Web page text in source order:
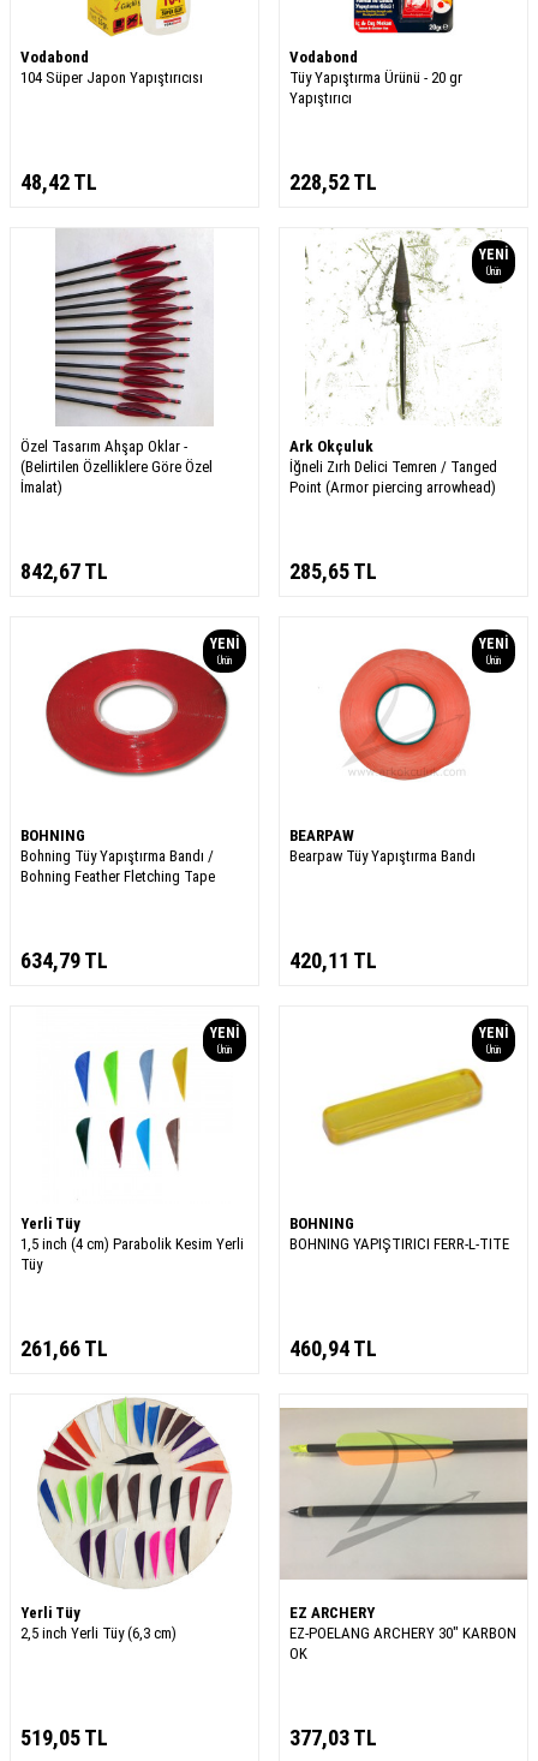
Vodabond
104 Süper Japon Yapıştırıcısı
48,42TL
Vodabond
Tüy Yapıştırma Ürünü - 20 gr
Yapıştırıcı
228,52TL
Özel Tasarım Ahşap Oklar -
(Belirtilen Özelliklere Göre Özel
İmalat)
842,67TL
YENI
Ürün
Ark Okçuluk
İğneli Zırh Delici Temren / Tanged
Point (Armor piercing arrowhead)
285,65TL
YENI
Ürün
BOHNING
Bohning Tüy Yapıştırma Bandı /
Bohning Feather Fletching Tape
634,79TL
YENI
Ürün
BEARPAW
Bearpaw Tüy Yapıştırma Bandı
420,11 TL
YENI
Ürün
Yerli Tüy
1,5 inch (4 cm) Parabolik Kesim Yerli
Tüy
261,66TL
YENI
Ürün
BOHNING
BOHNING YAPIŞTIRICI FERR-L-TITE
460,94TL
Yerli Tüy
2,5 inch Yerli Tüy (6,3 cm)
519,05TL
EZ ARCHERY
EZ-POELANG ARCHERY 30" KARBON
OK
377,03TL